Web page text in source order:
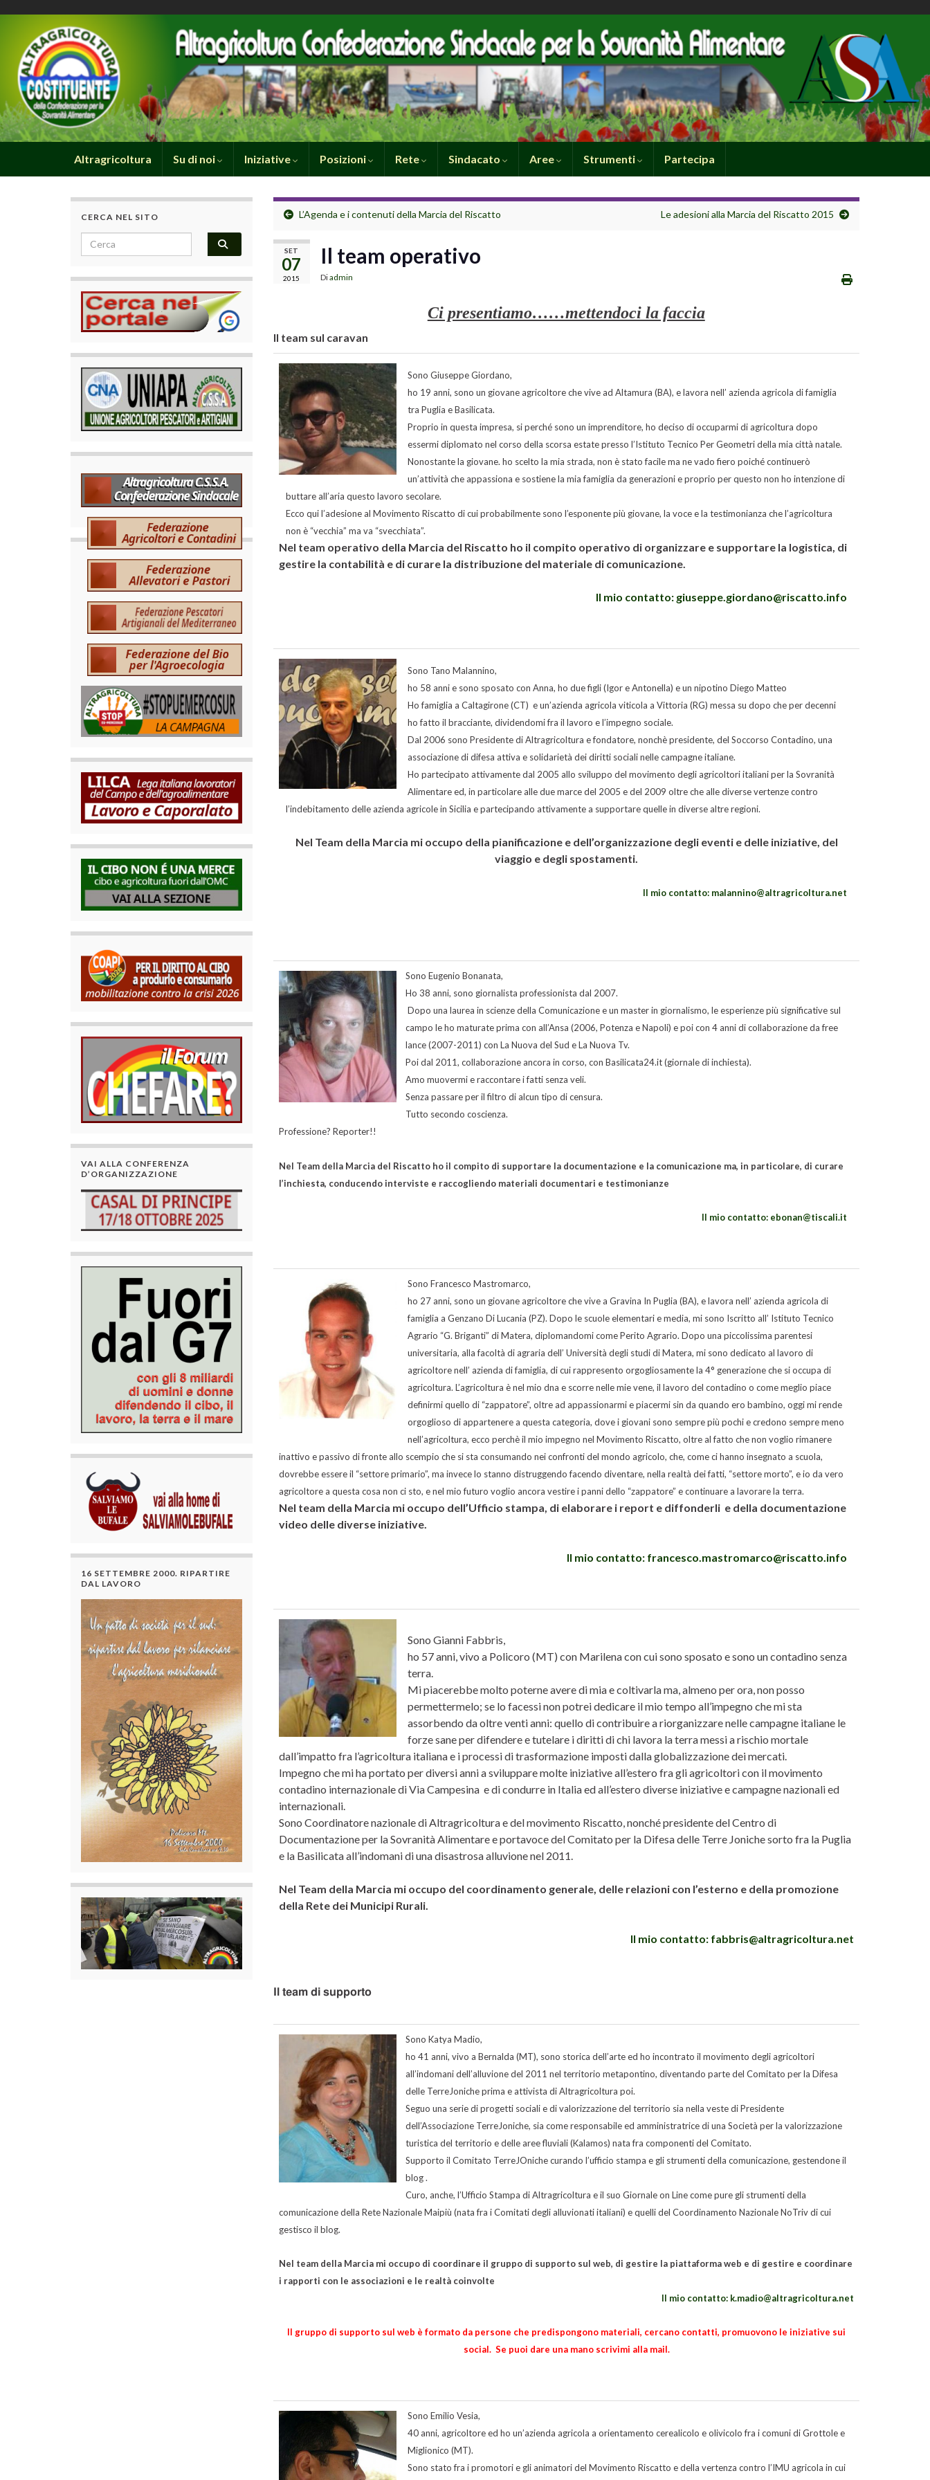
Altragricoltura Su di noi Iniziative Posizioni Rete Sindacato Aree Strumenti Partecipa
L’Agenda e i contenuti della Marcia del Riscatto Le adesioni alla Marcia del Riscatto 2015
SET
07
2015
Il team operativo
Diadmin
Ci presentiamo……mettendoci la faccia
Il team sul caravan
Sono Giuseppe Giordano,
ho 19 anni, sono un giovane agricoltore che vive ad Altamura (BA), e lavora nell’ azienda agricola di famiglia
tra Puglia e Basilicata.
Proprio in questa impresa, si perché sono un imprenditore, ho deciso di occuparmi di agricoltura dopo
essermi diplomato nel corso della scorsa estate presso l’Istituto Tecnico Per Geometri della mia città natale.
Nonostante la giovane. ho scelto la mia strada, non è stato facile ma ne vado fiero poiché continuerò
un’attività che appassiona e sostiene la mia famiglia da generazioni e proprio per questo non ho intenzione di
buttare all’aria questo lavoro secolare.
Ecco qui l’adesione al Movimento Riscatto di cui probabilmente sono l’esponente più giovane, la voce e la testimonianza che l’agricoltura
non è “vecchia” ma va “svecchiata”.
Nel team operativo della Marcia del Riscatto ho il compito operativo di organizzare e supportare la logistica, di
gestire la contabilità e di curare la distribuzione del materiale di comunicazione.
Il mio contatto: giuseppe.giordano@riscatto.info
Sono Tano Malannino,
ho 58 anni e sono sposato con Anna, ho due figli (Igor e Antonella) e un nipotino Diego Matteo
Ho famiglia a Caltagirone (CT) e un’azienda agricola viticola a Vittoria (RG) messa su dopo che per decenni
ho fatto il bracciante, dividendomi fra il lavoro e l’impegno sociale.
Dal 2006 sono Presidente di Altragricoltura e fondatore, nonchè presidente, del Soccorso Contadino, una
associazione di difesa attiva e solidarietà dei diritti sociali nelle campagne italiane.
Ho partecipato attivamente dal 2005 allo sviluppo del movimento degli agricoltori italiani per la Sovranità
Alimentare ed, in particolare alle due marce del 2005 e del 2009 oltre che alle diverse vertenze contro
l’indebitamento delle azienda agricole in Sicilia e partecipando attivamente a supportare quelle in diverse altre regioni.
Nel Team della Marcia mi occupo della pianificazione e dell’organizzazione degli eventi e delle iniziative, del
viaggio e degli spostamenti.
Il mio contatto: malannino@altragricoltura.net
Sono Eugenio Bonanata,
Ho 38 anni, sono giornalista professionista dal 2007.
Dopo una laurea in scienze della Comunicazione e un master in giornalismo, le esperienze più significative sul
campo le ho maturate prima con all’Ansa (2006, Potenza e Napoli) e poi con 4 anni di collaborazione da free
lance (2007-2011) con La Nuova del Sud e La Nuova Tv.
Poi dal 2011, collaborazione ancora in corso, con Basilicata24.it (giornale di inchiesta).
Amo muovermi e raccontare i fatti senza veli.
Senza passare per il filtro di alcun tipo di censura.
Tutto secondo coscienza.
Professione? Reporter!!
Nel Team della Marcia del Riscatto ho il compito di supportare la documentazione e la comunicazione ma, in particolare, di curare
l’inchiesta, conducendo interviste e raccogliendo materiali documentari e testimonianze
Il mio contatto: ebonan@tiscali.it
Sono Francesco Mastromarco,
ho 27 anni, sono un giovane agricoltore che vive a Gravina In Puglia (BA), e lavora nell’ azienda agricola di
famiglia a Genzano Di Lucania (PZ). Dopo le scuole elementari e media, mi sono Iscritto all’ Istituto Tecnico
Agrario “G. Briganti” di Matera, diplomandomi come Perito Agrario. Dopo una piccolissima parentesi
universitaria, alla facoltà di agraria dell’ Università degli studi di Matera, mi sono dedicato al lavoro di
agricoltore nell’ azienda di famiglia, di cui rappresento orgogliosamente la 4° generazione che si occupa di
agricoltura. L’agricoltura è nel mio dna e scorre nelle mie vene, il lavoro del contadino o come meglio piace
definirmi quello di “zappatore”, oltre ad appassionarmi e piacermi sin da quando ero bambino, oggi mi rende
orgoglioso di appartenere a questa categoria, dove i giovani sono sempre più pochi e credono sempre meno
nell’agricoltura, ecco perchè il mio impegno nel Movimento Riscatto, oltre al fatto che non voglio rimanere
inattivo e passivo di fronte allo scempio che si sta consumando nei confronti del mondo agricolo, che, come ci hanno insegnato a scuola,
dovrebbe essere il “settore primario”, ma invece lo stanno distruggendo facendo diventare, nella realtà dei fatti, “settore morto”, e io da vero
agricoltore a questa cosa non ci sto, e nel mio futuro voglio ancora vestire i panni dello “zappatore” e continuare a lavorare la terra.
Nel team della Marcia mi occupo dell’Ufficio stampa, di elaborare i report e diffonderli e della documentazione
video delle diverse iniziative.
Il mio contatto: francesco.mastromarco@riscatto.info
Sono Gianni Fabbris,
ho 57 anni, vivo a Policoro (MT) con Marilena con cui sono sposato e sono un contadino senza
terra.
Mi piacerebbe molto poterne avere di mia e coltivarla ma, almeno per ora, non posso
permettermelo; se lo facessi non potrei dedicare il mio tempo all’impegno che mi sta
assorbendo da oltre venti anni: quello di contribuire a riorganizzare nelle campagne italiane le
forze sane per difendere e tutelare i diritti di chi lavora la terra messi a rischio mortale
dall’impatto fra l’agricoltura italiana e i processi di trasformazione imposti dalla globalizzazione dei mercati.
Impegno che mi ha portato per diversi anni a sviluppare molte iniziative all’estero fra gli agricoltori con il movimento
contadino internazionale di Via Campesina e di condurre in Italia ed all’estero diverse iniziative e campagne nazionali ed
internazionali.
Sono Coordinatore nazionale di Altragricoltura e del movimento Riscatto, nonché presidente del Centro di
Documentazione per la Sovranità Alimentare e portavoce del Comitato per la Difesa delle Terre Joniche sorto fra la Puglia
e la Basilicata all’indomani di una disastrosa alluvione nel 2011.
Nel Team della Marcia mi occupo del coordinamento generale, delle relazioni con l’esterno e della promozione
della Rete dei Municipi Rurali.
Il mio contatto: fabbris@altragricoltura.net
l team di supporto
Sono Katya Madio,
ho 41 anni, vivo a Bernalda (MT), sono storica dell’arte ed ho incontrato il movimento degli agricoltori
all’indomani dell’alluvione del 2011 nel territorio metapontino, diventando parte del Comitato per la Difesa
delle TerreJoniche prima e attivista di Altragricoltura poi.
Seguo una serie di progetti sociali e di valorizzazione del territorio sia nella veste di Presidente
dell’Associazione TerreJoniche, sia come responsabile ed amministratrice di una Società per la valorizzazione
turistica del territorio e delle aree fluviali (Kalamos) nata fra componenti del Comitato.
Supporto il Comitato TerreJOniche curando l’ufficio stampa e gli strumenti della comunicazione, gestendone il
blog .
Curo, anche, l’Ufficio Stampa di Altragricoltura e il suo Giornale on Line come pure gli strumenti della
comunicazione della Rete Nazionale Maipiù (nata fra i Comitati degli alluvionati italiani) e quelli del Coordinamento Nazionale NoTriv di cui
gestisco il blog.
Nel team della Marcia mi occupo di coordinare il gruppo di supporto sul web, di gestire la piattaforma web e di gestire e coordinare
i rapporti con le associazioni e le realtà coinvolte
Il mio contatto: k.madio@altragricoltura.net
Il gruppo di supporto sul web è formato da persone che predispongono materiali, cercano contatti, promuovono le iniziative sui
social. Se puoi dare una mano scrivimi alla mail.
Sono Emilio Vesia,
40 anni, agricoltore ed ho un’azienda agricola a orientamento cerealicolo e olivicolo fra i comuni di Grottole e
Miglionico (MT).
Sono stato fra i promotori e gli animatori del Movimento Riscatto e della vertenza contro l’IMU agricola in cui
CERCA NEL SITO
Search for:
VAI ALLA CONFERENZA
D’ORGANIZZAZIONE
16 SETTEMBRE 2000. RIPARTIRE
DAL LAVORO